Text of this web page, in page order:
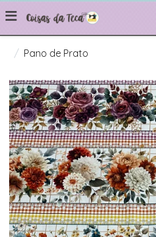
Pano de Prato